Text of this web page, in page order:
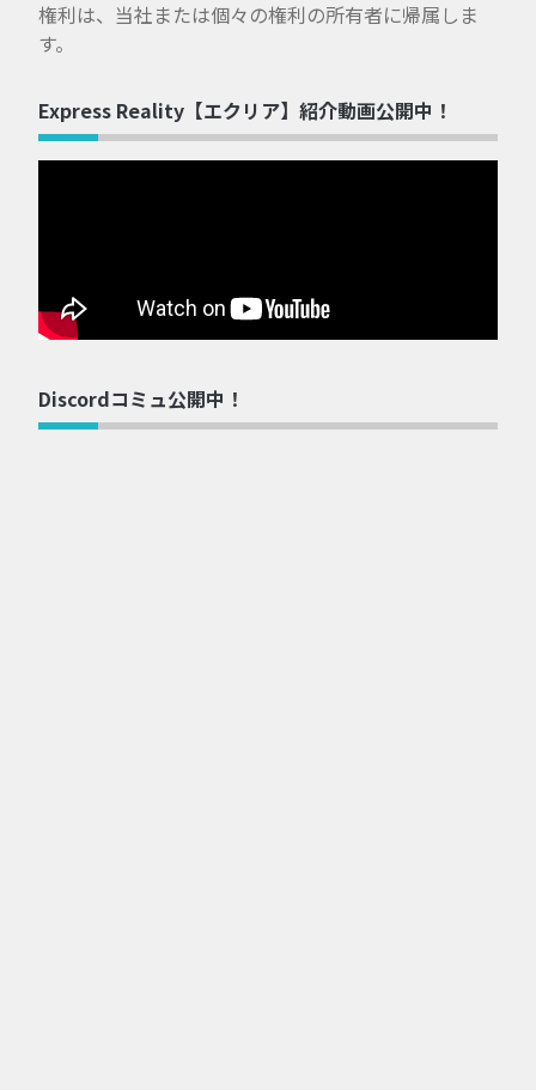
権利は、当社または個々の権利の所有者に帰属しま
す。
Express Reality【エクリア】紹介動画公開中！
Discordコミュ公開中！